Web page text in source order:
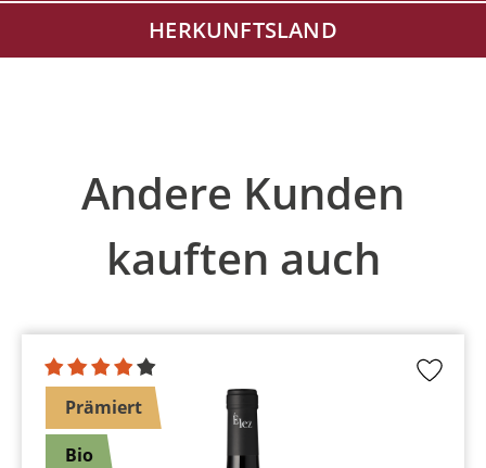
HERKUNFTSLAND
Andere Kunden
kauften auch
Prämiert
Bio